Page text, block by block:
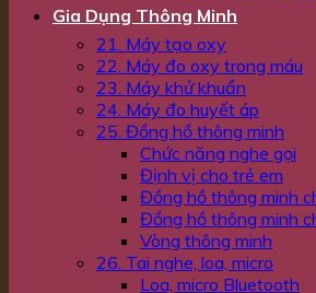
Gia Dụng Thông Minh
21. Máy tạo oxy
22. Máy đo oxy trong máu
23. Máy khử khuẩn
24. Máy đo huyết áp
25. Đồng hồ thông minh
Chức năng nghe gọi
Định vị cho trẻ em
Đồng hồ thông minh
Đồng hồ thông minh
Vòng thông minh
26. Tai nghe, loa, micro
Loa, micro Bluetooth